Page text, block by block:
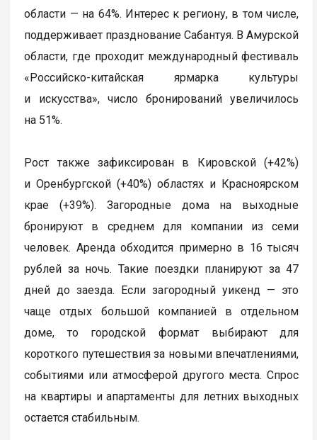
области — на 64%. Интерес к региону, в том числе,
поддерживает празднование Сабантуя. В Амурской
области, где проходит международный фестиваль
«Российско-китайская ярмарка культуры
и искусства», число бронирований увеличилось
на 51%.
Рост также зафиксирован в Кировской (+42%)
и Оренбургской (+40%) областях и Красноярском
крае (+39%). Загородные дома на выходные
бронируют в среднем для компании из семи
человек. Аренда обходится примерно в 16 тысяч
рублей за ночь. Такие поездки планируют за 47
дней до заезда. Если загородный уикенд — это
чаще отдых большой компанией в отдельном
доме, то городской формат выбирают для
короткого путешествия за новыми впечатлениями,
событиями или атмосферой другого места. Спрос
на квартиры и апартаменты для летних выходных
остается стабильным.